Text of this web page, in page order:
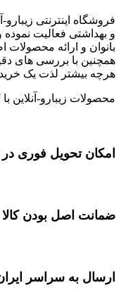
فروشگاه اینترنتی
و بهداشتی فعالیت
بانوان و ارائه
همچنین با بررسی های
هرچه بیشتر لذت یک خرید
محصولات زیبارو-آنلاین با
امکان تحویل فوری در
ضمانت اصل بودن کالا
ارسال به سراسر